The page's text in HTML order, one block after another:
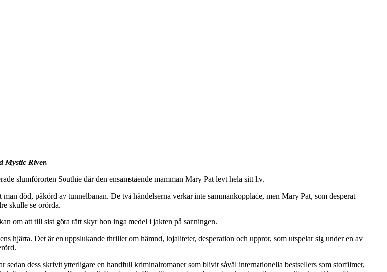
Mystic River.
slumförorten Southie där den ensamstående mamman Mary Pat levt hela sitt liv.
död, påkörd av tunnelbanan. De två händelserna verkar inte sammankopplade, men Mary Pat, som desperat
skulle se orörda.
om att till sist göra rätt skyr hon inga medel i jakten på sanningen.
hjärta. Det är en uppslukande thriller om hämnd, lojaliteter, desperation och uppror, som utspelar sig under en av
sedan dess skrivit ytterligare en handfull kriminalromaner som blivit såväl internationella bestsellers som storfilmer,